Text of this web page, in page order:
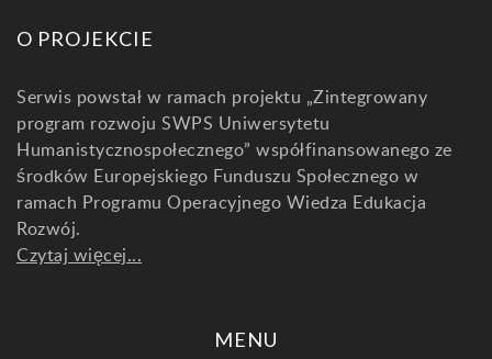
O PROJEKCIE
Serwis powstał w ramach projektu „Zintegrowany
program rozwoju SWPS Uniwersytetu
Humanistycznospołecznego” współfinansowanego ze
środków Europejskiego Funduszu Społecznego w
ramach Programu Operacyjnego Wiedza Edukacja
Rozwój.
Czytaj więcej...
MENU